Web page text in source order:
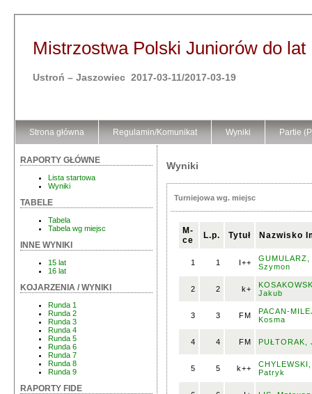
Mistrzostwa Polski Juniorów do lat
Ustroń – Jaszowiec 2017-03-11/2017-03-19
Strona główna Regulamin/Komunikat Wyniki Partie
RAPORTY GŁÓWNE
Lista startowa
Wyniki
TABELE
Tabela
Tabela wg miejsc
INNE WYNIKI
15 lat
16 lat
KOJARZENIA / WYNIKI
Runda 1
Runda 2
Runda 3
Runda 4
Runda 5
Runda 6
Runda 7
Runda 8
Runda 9
RAPORTY FIDE
Wyniki
Turniejowa wg. miejsc
M-
ce
L.p. Tytuł Nazwisko
1 1 I++
GUMULARZ,
Szymon
2 2 k+
Jakub
3 3 FM
PACAN-
Kosma
4 4 FM PUŁTORAK,
5 5 k++
CHYLEWSKI,
Patryk